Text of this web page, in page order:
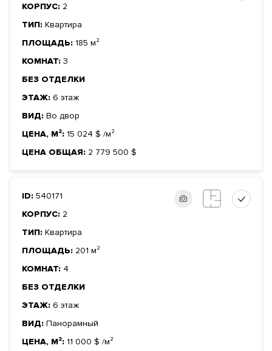
КОРПУС: 2
ТИП: Квартира
ПЛОЩАДЬ: 185 м²
КОМНАТ: 3
БЕЗ ОТДЕЛКИ
ЭТАЖ: 6 этаж
ВИД: Во двор
ЦЕНА, М²: 15 024 $ /м²
ЦЕНА ОБЩАЯ: 2 779 500 $
ID: 540171
КОРПУС: 2
ТИП: Квартира
ПЛОЩАДЬ: 201 м²
КОМНАТ: 4
БЕЗ ОТДЕЛКИ
ЭТАЖ: 6 этаж
ВИД: Панорамный
ЦЕНА, М²: 11 000 $ /м²